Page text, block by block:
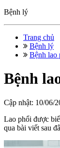
Bệnh lý
Trang chủ
Bệnh lý
Bệnh lao
Bệnh
Cập nhật: 10/06/
Lao phổi được
qua bài viết sau